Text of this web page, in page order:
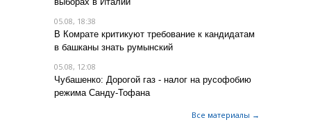
05.08, 18:38
В Комрате критикуют требование к кандидатам
в башканы знать румынский
05.08, 12:08
Чубашенко: Дорогой газ - налог на русофобию
режима Санду-Тофана
Все материалы →